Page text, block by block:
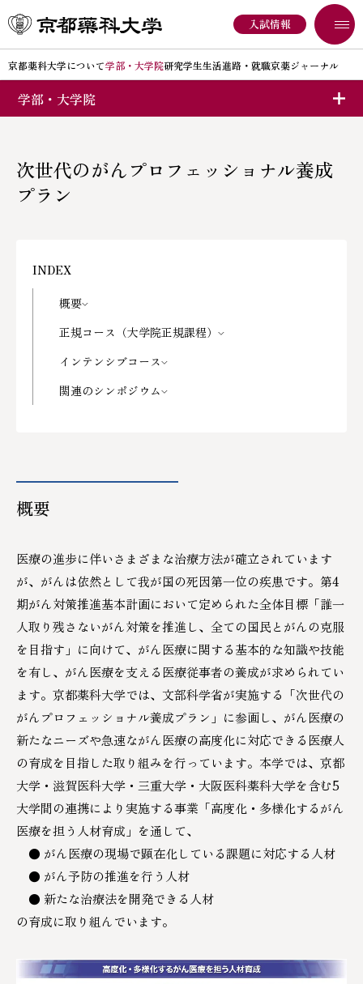
京都薬科大学について学部・大学院研究学生生活進路・就職京薬ジャーナル
入試情報
ご寄付のお願い
学部入試
学部・大学院
大学院生サポート
次世代のがんプロフェッショナル養成プラン
シラバス
学修の成果に係る評価等
次世代のがんプロフェッショナル養成
プラン
概要
正規コース（大学院正規課程）
インテンシブコース
関連のシンポジウム
概要
医療の進歩に伴いさまざまな治療方法が確立されています
が、がんは依然として我が国の死因第一位の疾患です。第4
期がん対策推進基本計画において定められた全体目標「誰一
人取り残さないがん対策を推進し、全ての国民とがんの克服
を目指す」に向けて、がん医療に関する基本的な知識や技能
を有し、がん医療を支える医療従事者の養成が求められてい
ます。京都薬科大学では、文部科学省が実施する「次世代の
がんプロフェッショナル養成プラン」に参画し、がん医療の
新たなニーズや急速ながん医療の高度化に対応できる医療人
の育成を目指した取り組みを行っています。本学では、京都
大学・滋賀医科大学・三重大学・大阪医科薬科大学を含む5
大学間の連携により実施する事業「高度化・多様化するがん
医療を担う人材育成」を通して、
● がん医療の現場で顕在化している課題に対応する人材
● がん予防の推進を行う人材
● 新たな治療法を開発できる人材
の育成に取り組んでいます。